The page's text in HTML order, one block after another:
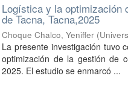
Logística y la optimización
de Tacna, Tacna,2025
Choque Chalco, Yeniffer (
La presente investigación tuvo
optimización de la gestión de
2025. El estudio se enmarcó ...